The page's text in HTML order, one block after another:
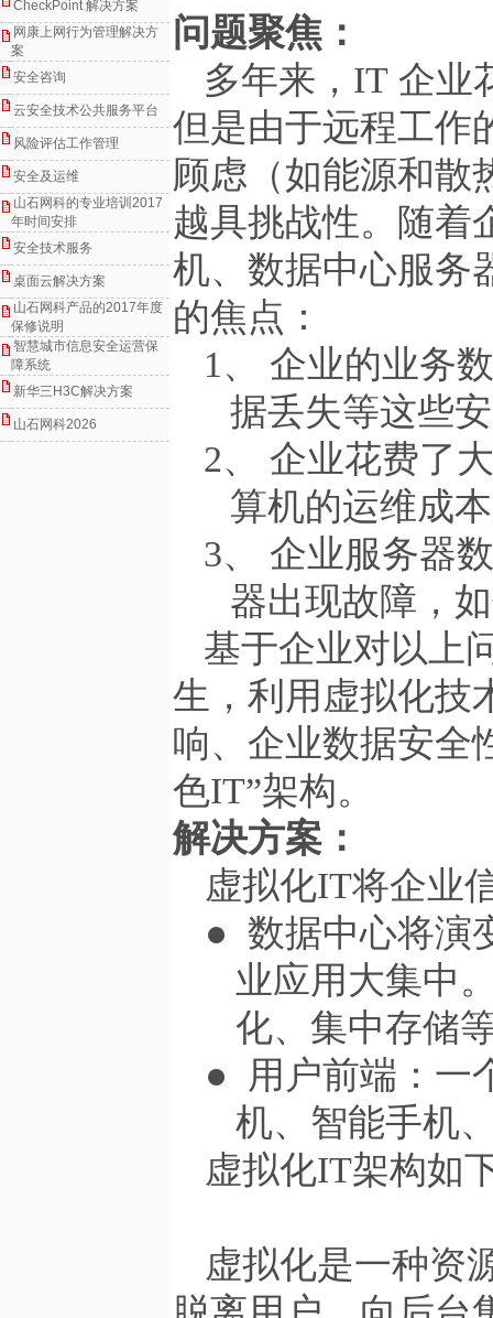
CheckPoint 解决方案
网康上网行为管理解决方
案
安全咨询
云安全技术公共服务平台
风险评估工作管理
安全及运维
山石网科的专业培训2017
年时间安排
安全技术服务
桌面云解决方案
山石网科产品的2017年度
保修说明
智慧城市信息安全运营保
障系统
新华三H3C解决方案
山石网科2026
问题聚焦：
多年来， IT 企业
但是由于远程工作
顾虑（如能源和散
越具挑战性。随着
机、数据中心服务
的焦点：
1、 企业的业务
据丢失等这些
2、 企业花费了
算机的运维成
3、 企业服务器
器出现故障，
基于企业对以上
生，利用虚拟化技
响、企业数据安全
色IT”架构。
解决方案：
虚拟化IT将企业
● 数据中心将演
业应用大集中
化、集中存储
●
用户前端：一
机、智能手机
虚拟化IT架构如
虚拟化是一种资